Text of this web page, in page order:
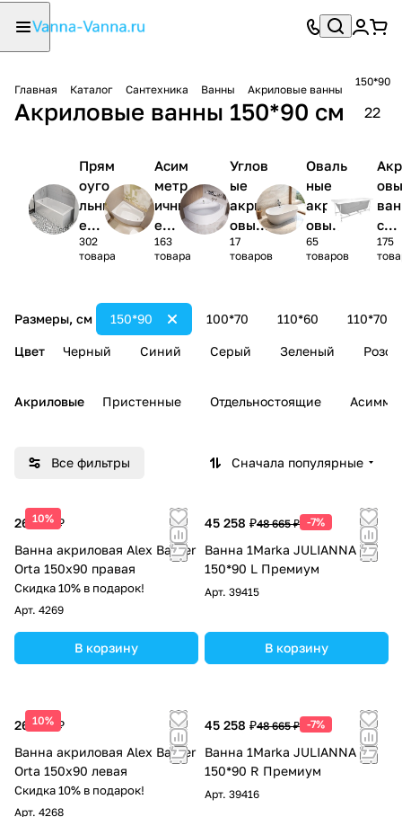
Главная Каталог Сантехника Ванны Акриловые ванны
150*90
Акриловые ванны 150*90 см 22
Прям
оуго
льны
е
акри
ловы
ванн
ы
302
товара
Асим
метр
ичны
е
акри
ловы
ванн
163
товара
Углов
ые
акрил
овые
ванны
1/4
17
товаров
Оваль
ные
акрил
овые
ванны
65
товаров
с
сом
)
175
Размеры, см 100*70 110*60 110*70
150*90
Цвет Черный Синий Серый Зеленый
Акриловые Пристенные Отдельностоящие
Все фильтры Сначала популярные
10%
26 213 ₽
Ванна акриловая Alex Baitler
Orta 150x90 правая
Скидка 10% в подарок!
Арт. 4269
В корзину
45 258 ₽48 665 ₽ -7%
Ванна 1Marka JULIANNA
150*90 L Премиум
Арт. 39415
В корзину
10%
26 213 ₽
Ванна акриловая Alex Baitler
Orta 150x90 левая
Скидка 10% в подарок!
Арт. 4268
45 258 ₽48 665 ₽ -7%
Ванна 1Marka JULIANNA
150*90 R Премиум
Арт. 39416